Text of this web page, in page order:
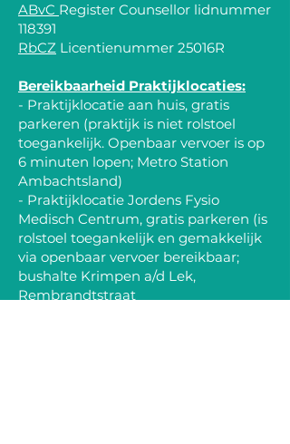
ABvC Register Counsellor lidnummer
118391
RbCZ Licentienummer 25016R
Bereikbaarheid Praktijklocaties:
- Praktijklocatie aan huis, gratis
parkeren (praktijk is niet rolstoel
toegankelijk. Openbaar vervoer is op
6 minuten lopen; Metro Station
Ambachtsland)
- Praktijklocatie Jordens Fysio
Medisch Centrum, gratis parkeren (is
rolstoel toegankelijk en gemakkelijk
via openbaar vervoer bereikbaar;
bushalte Krimpen a/d Lek,
Rembrandtstraat